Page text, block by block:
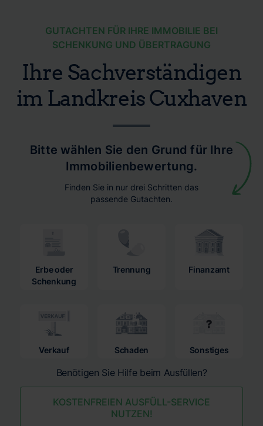
GUTACHTEN FÜR IHRE IMMOBILIE BEI
SCHENKUNG UND ÜBERTRAGUNG
Ihre Sachverständigen
im Landkreis Cuxhaven
Bitte wählen Sie den Grund für Ihre
Immobilienbewertung.
Finden Sie in nur drei Schritten das
passende Gutachten.
Erbe oder
Schenkung
Trennung Finanzamt
Verkauf Schaden Sonstiges
Benötigen Sie Hilfe beim Ausfüllen?
KOSTENFREIEN AUSFÜLL-SERVICE
NUTZEN!